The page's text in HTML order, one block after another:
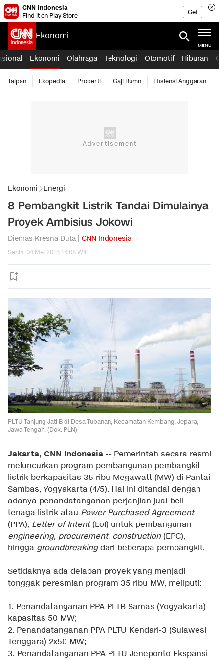
CNN Indonesia
Find it on Play Store
Get
Ekonomi
MENU
Ekonomi Olahraga Teknologi Otomotif Hiburan
Taipan Ekopedia Properti Gaji Bumn Efisiensi Anggaran
Ekonomi Energi
8 Pembangkit Listrik Tandai Dimulainya
Proyek Ambisius Jokowi
Diemas Kresna Duta | CNN Indonesia
Senin, 04 Mei 2015 14:08 WIB
PLTU Tanjung Jati B di Desa Tubanan, Kecamatan Kembang, Jepara,
Jawa Tengah. (Dok. PLN)
Jakarta, CNN Indonesia -- Pemerintah secara resmi
meluncurkan program pembangunan pembangkit
listrik berkapasitas 35 ribu Megawatt (MW) di Pantai
Sambas, Yogyakarta (4/5). Hal ini ditandai dengan
adanya penandatanganan perjanjian jual-beli
tenaga listrik atau Power Purchased Agreement
(PPA), Letter of Intent(LoI) untuk pembangunan
engineering, procurement, construction(EPC),
hingga groundbreakingdari beberapa pembangkit.
Setidaknya ada delapan proyek yang menjadi
tonggak peresmian program 35 ribu MW, meliputi:
1. Penandatanganan PPA PLTB Samas (Yogyakarta)
kapasitas 50 MW;
2. Penandatanganan PPA PLTU Kendari-3 (Sulawesi
Tenggara) 2x50 MW;
3. Penandatanganan PPA PLTU Jeneponto Ekspansi